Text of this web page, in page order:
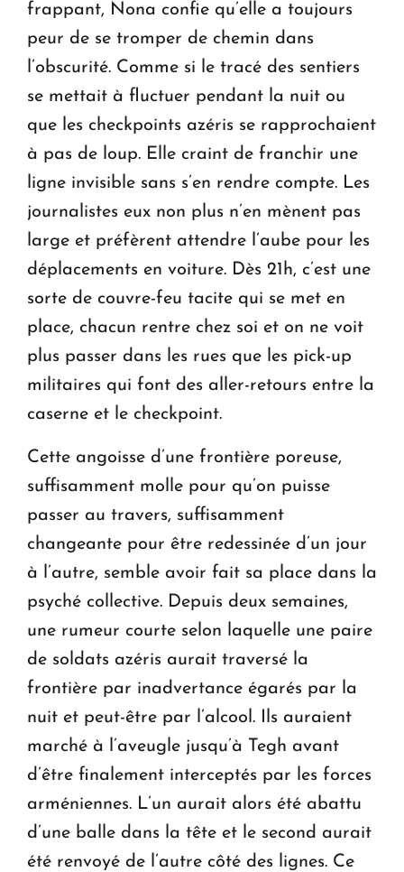
frappant, Nona confie qu’elle a toujours
peur de se tromper de chemin dans
l’obscurité. Comme si le tracé des sentiers
se mettait à fluctuer pendant la nuit ou
que les checkpoints azéris se rapprochaient
à pas de loup. Elle craint de franchir une
ligne invisible sans s’en rendre compte. Les
journalistes eux non plus n’en mènent pas
large et préfèrent attendre l’aube pour les
déplacements en voiture. Dès 21h, c’est une
sorte de couvre-feu tacite qui se met en
place, chacun rentre chez soi et on ne voit
plus passer dans les rues que les pick-up
militaires qui font des aller-retours entre la
caserne et le checkpoint.
Cette angoisse d’une frontière poreuse,
suffisamment molle pour qu’on puisse
passer au travers, suffisamment
changeante pour être redessinée d’un jour
à l’autre, semble avoir fait sa place dans la
psyché collective. Depuis deux semaines,
une rumeur courte selon laquelle une paire
de soldats azéris aurait traversé la
frontière par inadvertance égarés par la
nuit et peut-être par l’alcool. Ils auraient
marché à l’aveugle jusqu’à Tegh avant
d’être finalement interceptés par les forces
arméniennes. L’un aurait alors été abattu
d’une balle dans la tête et le second aurait
été renvoyé de l’autre côté des lignes. Ce